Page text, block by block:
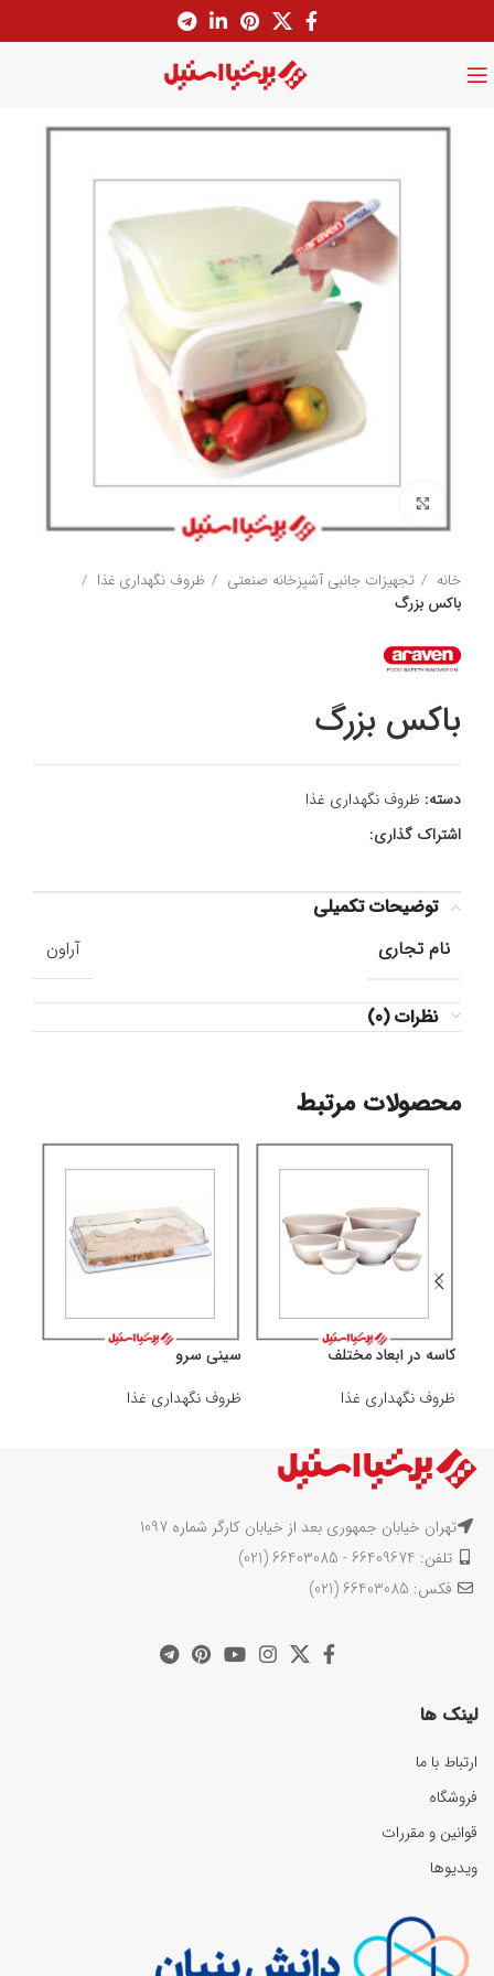
خانه تجهیزات جانبی آشپزخانه صنعتی
ظروف نگهداری غذا
باکس بزرگ
باکس بزرگ
دسته: ظروف نگهداری غذا
اشتراک گذاری:
توضیحات تکمیلی
نام تجاری
آراون
نظرات (0)
محصولات مرتبط
کاسه در ابعاد مختلف
ظروف نگهداری غذا
سینی سرو
ظروف نگهداری غذا
تهران خیابان جمهوری بعد از خیابان کارگر شماره 1097
تلفن: 66409674 - 66403085 (021)
فکس: 66403085 (021)
لینک ها
ارتباط با ما
فروشگاه
قوانین و مقررات
ویدیوها